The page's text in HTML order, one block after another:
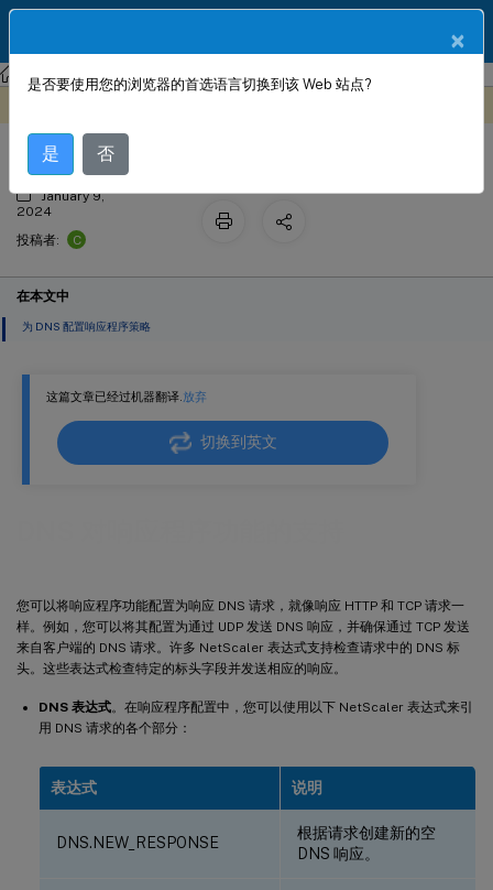
NetScaler NetScaler 14.1 AppExpert
这篇文章已经过机器翻译.放弃
切换到英文
您可以将响应程序功能配置为响应 DNS 请求，就像响应 HTTP 和 TCP 请求一
样。例如，您可以将其配置为通过 UDP 发送 DNS 响应，并确保通过 TCP 发送
来自客户端的 DNS 请求。许多 NetScaler 表达式支持检查请求中的 DNS 标
头。这些表达式检查特定的标头字段并发送相应的响应。
DNS 表达式。在响应程序配置中，您可以使用以下 NetScaler 表达式来引
用 DNS 请求的各个部分：
表达式 说明
DNS.NEW_RESPONSE
根据请求创建新的空
DNS 响应。
DNS 对响应程序功能的支持
January 9,
2024
投稿者:
C
在本文中
为 DNS 配置响应程序策略
×
是否要使用您的浏览器的首选语言切换到该 Web 站点?
是 否